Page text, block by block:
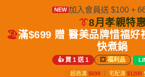
NEW 加入會員送 $100 +
👔8月孝親特
🏖️滿$699 贈 醫美品牌惜福好
快煮鍋
👍 買 1 送 1 💥福利品 |
超商滿 $699 宅配滿 $1200